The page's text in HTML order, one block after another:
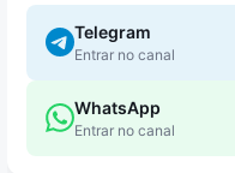
Telegram
Entrar no canal
WhatsApp
Entrar no canal